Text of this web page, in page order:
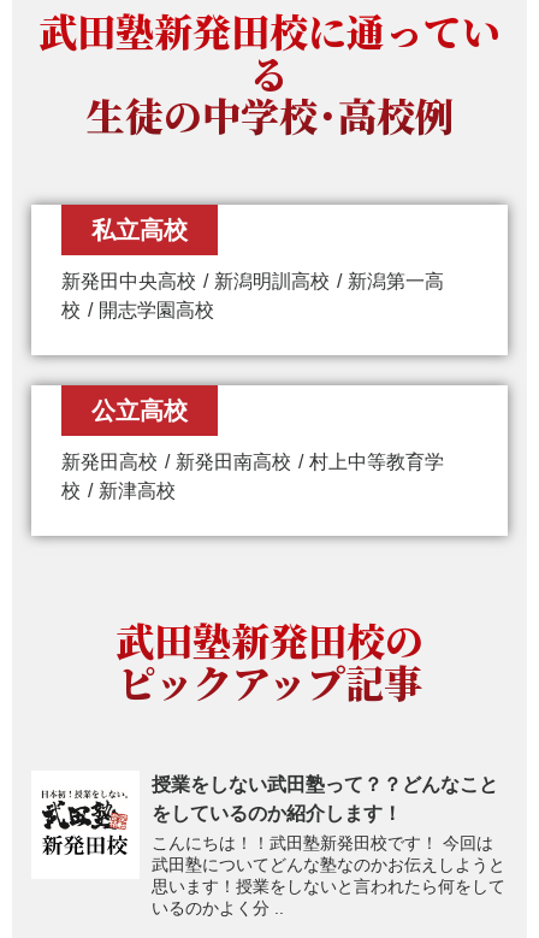
武田塾新発田校に通ってい
る
生徒の中学校・高校例
私立高校
新発田中央高校 新潟明訓高校
新潟第一高
校
開志学園高校
公立高校
新発田高校 新発田南高校
村上中等教育学
校
新津高校
武田塾新発田校の
ピックアップ記事
授業をしない武田塾って？？どんなこと
をしているのか紹介します！
こんにちは！！武田塾新発田校です！ 今回は
武田塾についてどんな塾なのかお伝えしようと
思います！授業をしないと言われたら何をして
いるのかよく分 ..